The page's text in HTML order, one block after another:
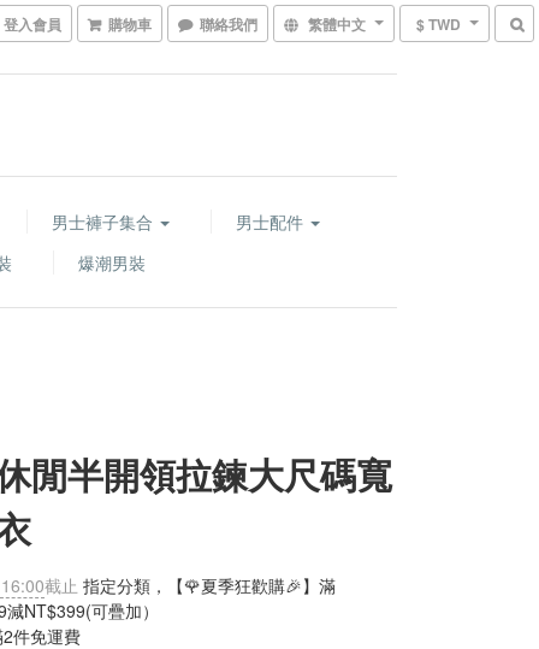
登入會員 購物車 聯絡我們 繁體中文 $ TWD
男士褲子集合
男士配件
爆潮男裝
閒半開領拉鍊大尺碼寬
截止 指定分類，【🌹夏季狂歡購🎉】滿
NT$399(可疊加）
件免運費